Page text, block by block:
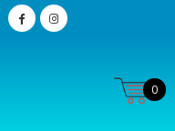
0